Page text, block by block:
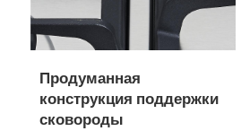
Продуманная
конструкция поддержки
сковороды